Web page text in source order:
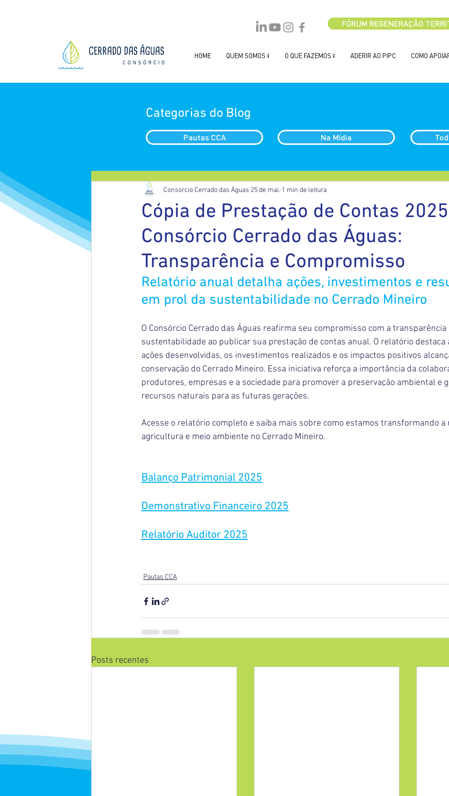
FÓRUM REGENERAÇÃO
HOME QUEM SOMOS ⭣ O QUE FAZEMOS ⭣ ADERIR AO PIPC COMO
Categorias do Blog
Pautas CCA Na Mídia
Cópia de Prestação de Contas
Consórcio Cerrado das Águas:
Transparência e Compromisso
Consorcio Cerrado das Águas 25 de mai. 1 min de leitura
Relatório anual detalha ações, investimentos e
em prol da sustentabilidade no Cerrado Mineiro
O Consórcio Cerrado das Águas reafirma seu compromisso com a transparência
sustentabilidade ao publicar sua prestação de contas anual. O relatório destaca
ações desenvolvidas, os investimentos realizados e os impactos positivos
conservação do Cerrado Mineiro. Essa iniciativa reforça a importância da
produtores, empresas e a sociedade para promover a preservação ambiental e
recursos naturais para as futuras gerações.
Acesse o relatório completo e saiba mais sobre como estamos transformando a
agricultura e meio ambiente no Cerrado Mineiro.
Balanço Patrimonial 2025
Demonstrativo Financeiro 2025
Relatório Auditor 2025
Pautas CCA
Posts recentes